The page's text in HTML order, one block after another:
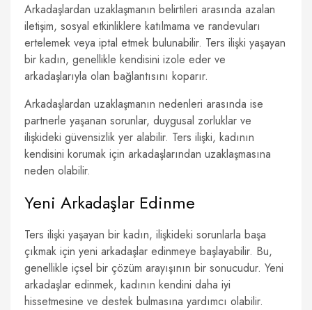
Arkadaşlardan uzaklaşmanın belirtileri arasında azalan
iletişim, sosyal etkinliklere katılmama ve randevuları
ertelemek veya iptal etmek bulunabilir. Ters ilişki yaşayan
bir kadın, genellikle kendisini izole eder ve
arkadaşlarıyla olan bağlantısını koparır.
Arkadaşlardan uzaklaşmanın nedenleri arasında ise
partnerle yaşanan sorunlar, duygusal zorluklar ve
ilişkideki güvensizlik yer alabilir. Ters ilişki, kadının
kendisini korumak için arkadaşlarından uzaklaşmasına
neden olabilir.
Yeni Arkadaşlar Edinme
Ters ilişki yaşayan bir kadın, ilişkideki sorunlarla başa
çıkmak için yeni arkadaşlar edinmeye başlayabilir. Bu,
genellikle içsel bir çözüm arayışının bir sonucudur. Yeni
arkadaşlar edinmek, kadının kendini daha iyi
hissetmesine ve destek bulmasına yardımcı olabilir.